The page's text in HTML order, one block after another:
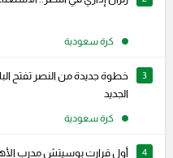
كرة سعودية
3
خطوة جديدة من النصر تفتح
الجديد
كرة سعودية
4 أول قرارت بوسيتش مدرب